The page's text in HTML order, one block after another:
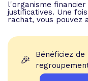
l'organisme
justificatives. Une
rachat, vous pouvez
🎉
Bénéficiez